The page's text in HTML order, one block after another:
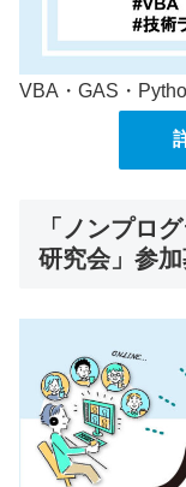
VBA・GAS・
「ノンプロ
研究会」参加